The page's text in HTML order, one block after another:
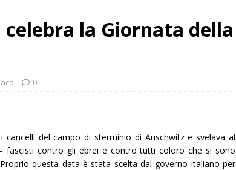
la Giornata della
0
cancelli del campo di sterminio di Auschwitz e svelava al
fascisti contro gli ebrei e contro tutti coloro che si sono
questa data è stata scelta dal governo italiano per